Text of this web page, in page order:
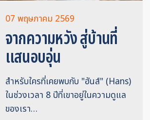
07 พฤษภาคม 2569
จากความหวัง สู่บ้านที่
แสนอบอุ่น
สำหรับใครที่เคยพบกับ "ฮันส์" (Hans)
ในช่วงเวลา 8 ปีที่เขาอยู่ในความดูแล
ของเรา…